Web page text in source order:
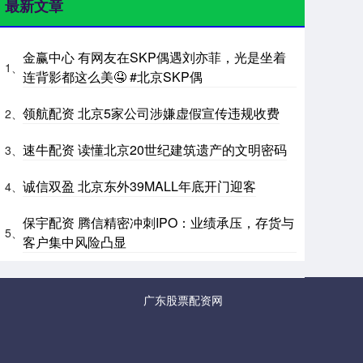
最新文章
1、
金赢中心 有网友在SKP偶遇刘亦菲，光是坐着
连背影都这么美🤤 #北京SKP偶
2、 领航配资 北京5家公司涉嫌虚假宣传违规收费
3、 速牛配资 读懂北京20世纪建筑遗产的文明密码
4、 诚信双盈 北京东外39MALL年底开门迎客
5、
保宇配资 腾信精密冲刺IPO：业绩承压，存货与
客户集中风险凸显
广东股票配资网